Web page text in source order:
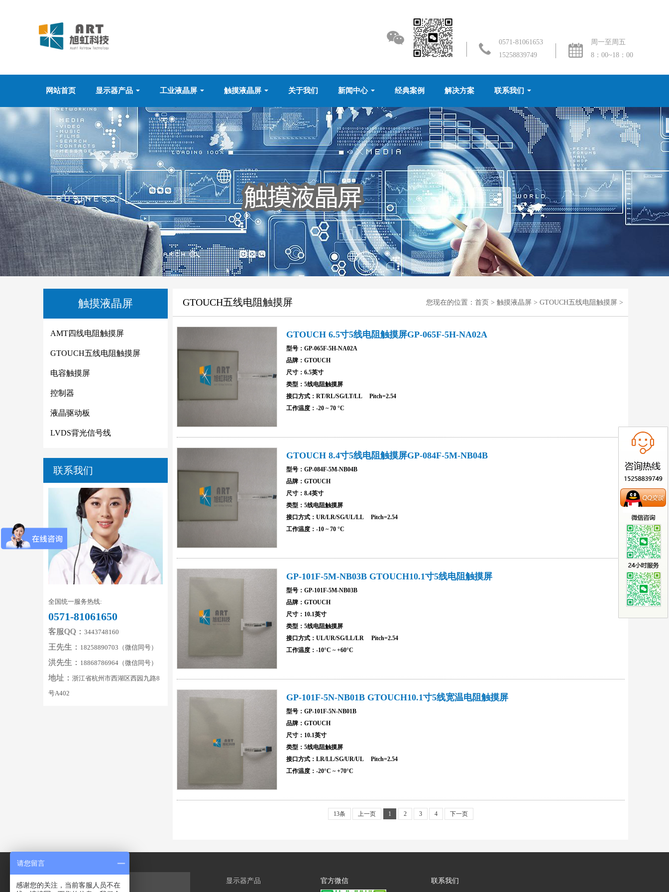
0571-81061653
15258839749
周一至周五
8：00~18：00
网站首页 显示器产品 工业液晶屏 触摸液晶屏 关于我们 新闻中心 经典案例 解决方案 联系我们
触摸液晶屏
AMT四线电阻触摸屏
GTOUCH五线电阻触摸屏
电容触摸屏
控制器
液晶驱动板
LVDS背光信号线
联系我们
全国统一服务热线:
0571-81061650
客服QQ： 3443748160
王先生： 18258890703（微信同号）
洪先生： 18868786964（微信同号）
地址： 浙江省杭州市西湖区西园九路8
号A402
GTOUCH五线电阻触摸屏 您现在的位置： 首页 > 触摸液晶屏 > GTOUCH五线电阻触摸屏 >
GTOUCH 6.5寸5线电阻触摸屏GP-065F-5H-NA02A
型号：GP-065F-5H-NA02A
品牌：GTOUCH
尺寸：6.5英寸
类型：5线电阻触摸屏
接口方式：RT/RL/SG/LT/LL Pitch=2.54
工作温度：-20 ~ 70 °C
GTOUCH 8.4寸5线电阻触摸屏GP-084F-5M-NB04B
型号：GP-084F-5M-NB04B
品牌：GTOUCH
尺寸：8.4英寸
类型：5线电阻触摸屏
接口方式：UR/LR/SG/UL/LL Pitch=2.54
工作温度：-10 ~ 70 °C
GP-101F-5M-NB03B GTOUCH10.1寸5线电阻触摸屏
型号：GP-101F-5M-NB03B
品牌：GTOUCH
尺寸：10.1英寸
类型：5线电阻触摸屏
接口方式：UL/UR/SG/LL/LR Pitch=2.54
工作温度：-10°C ~ +60°C
GP-101F-5N-NB01B GTOUCH10.1寸5线宽温电阻触摸屏
型号：GP-101F-5N-NB01B
品牌：GTOUCH
尺寸：10.1英寸
类型：5线电阻触摸屏
接口方式：LR/LL/SG/UR/UL Pitch=2.54
工作温度：-20°C ~ +70°C
13条 上一页 1 2 3 4 下一页
显示器产品 官方微信 联系我们
请您留言
感谢您的关注，当前客服人员不在